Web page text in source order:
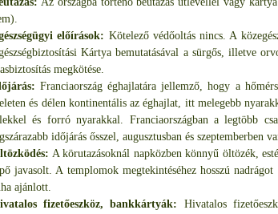
előírások: Kötelező védőoltás nincs. A
Kártya bemutatásával a sürgős, illetve
megkötése.
Franciaország éghajlatára jellemző, hogy a
és délen kontinentális az éghajlat, itt melegebb
és forró nyarakkal. Franciaországban a legtöbb
időjárás ősszel, augusztusban és szeptemberben
A körutazásoknál napközben könnyű öltözék,
javasolt. A templomok megtekintéséhez hosszú
ajánlott.
fizetőeszköz, bankkártyák: Hivatalos